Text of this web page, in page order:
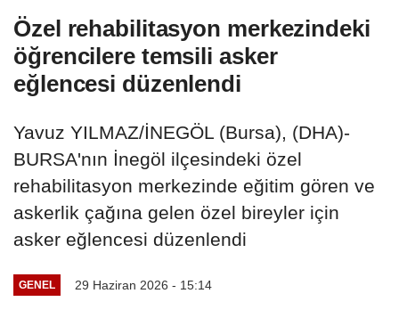
Özel rehabilitasyon merkezindeki
öğrencilere temsili asker
eğlencesi düzenlendi
Yavuz YILMAZ/İNEGÖL (Bursa), (DHA)-
BURSA'nın İnegöl ilçesindeki özel
rehabilitasyon merkezinde eğitim gören ve
askerlik çağına gelen özel bireyler için
asker eğlencesi düzenlendi
GENEL 29 Haziran 2026 - 15:14